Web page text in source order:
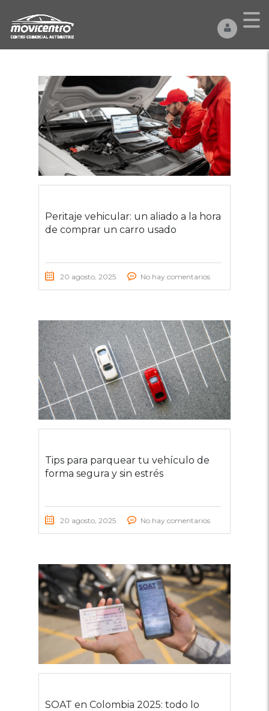
Peritaje vehicular: un aliado a la hora
de comprar un carro usado
20 agosto, 2025 No hay comentarios
Tips para parquear tu vehículo de
forma segura y sin estrés
20 agosto, 2025 No hay comentarios
SOAT en Colombia 2025: todo lo